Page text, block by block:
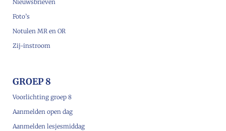
Nieuwsbrieven
Foto’s
Notulen MR en OR
Zij-instroom
GROEP 8
Voorlichting groep 8
Aanmelden open dag
Aanmelden lesjesmiddag